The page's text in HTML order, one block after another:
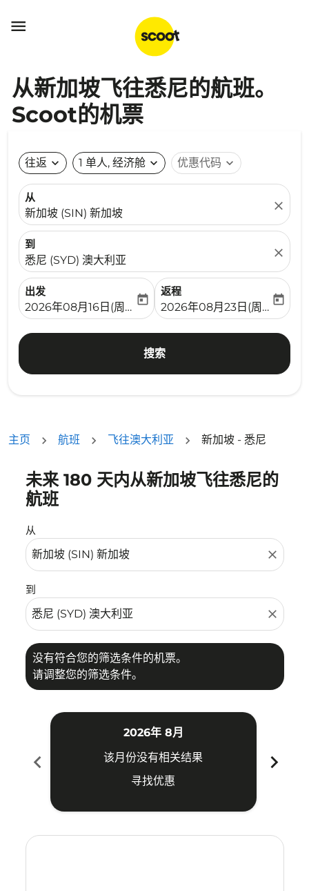

从新加坡飞往悉尼的航班。
Scoot的机票
往返 expand_more 1 单人, 经济舱 expand_more 优惠代码 expand_more
从
新加坡 (SIN) 新加坡
close
到
悉尼 (SYD) 澳大利亚
close
出发
fc-booking-departure-date-aria-label
2026年08月16日(周日)
today
返程
fc-booking-return-date-
2026年08月23日(周日)
today
搜索
主页 航班 飞往澳大利亚 新加坡 - 悉尼
未来 180 天内从新加坡飞往悉尼的
航班
从
close
到
close
没有符合您的筛选条件的机票。
请调整您的筛选条件。
没有符合您的筛选条件的机票。请调整您的筛选条件。
chevron_left
2026年 8月
该月份没有相关结果
寻找优惠
chevron_right